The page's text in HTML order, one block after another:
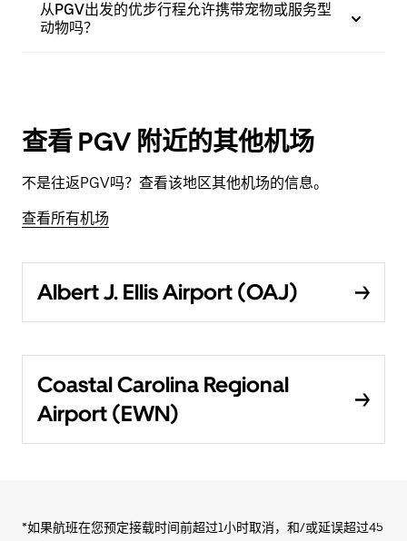
从PGV出发的优步行程允许携带宠物或服务型
动物吗？
查看 PGV 附近的其他机场
不是往返PGV吗？查看该地区其他机场的信息。
查看所有机场
Albert J. Ellis Airport (OAJ)
Coastal Carolina Regional
Airport (EWN)
*如果航班在您预定接载时间前超过1小时取消，和/或延误超过45